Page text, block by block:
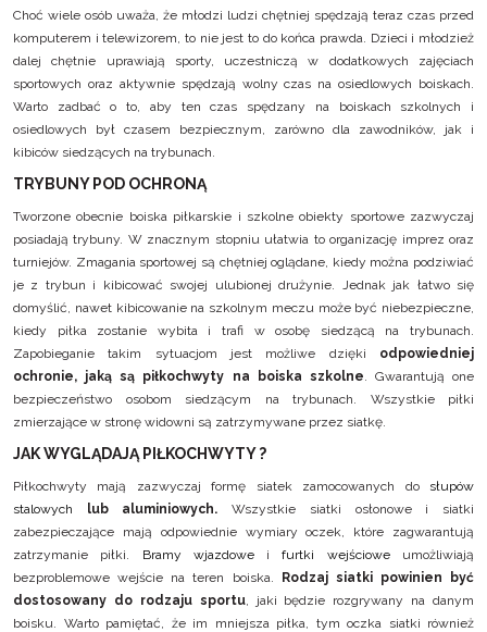
Choć wiele osób uważa, że młodzi ludzi chętniej spędzają teraz czas przed
komputerem i telewizorem, to nie jest to do końca prawda. Dzieci i młodzież
dalej chętnie uprawiają sporty, uczestniczą w dodatkowych zajęciach
sportowych oraz aktywnie spędzają wolny czas na osiedlowych boiskach.
Warto zadbać o to, aby ten czas spędzany na boiskach szkolnych i
osiedlowych był czasem bezpiecznym, zarówno dla zawodników, jak i
kibiców siedzących na trybunach.
TRYBUNY POD OCHRONĄ
Tworzone obecnie boiska piłkarskie i szkolne obiekty sportowe zazwyczaj
posiadają trybuny. W znacznym stopniu ułatwia to organizację imprez oraz
turniejów. Zmagania sportowej są chętniej oglądane, kiedy można podziwiać
je z trybun i kibicować swojej ulubionej drużynie. Jednak jak łatwo się
domyślić, nawet kibicowanie na szkolnym meczu może być niebezpieczne,
kiedy piłka zostanie wybita i trafi w osobę siedzącą na trybunach.
Zapobieganie takim sytuacjom jest możliwe dzięki odpowiedniej
ochronie, jaką są piłkochwyty na boiska szkolne. Gwarantują one
bezpieczeństwo osobom siedzącym na trybunach. Wszystkie piłki
zmierzające w stronę widowni są zatrzymywane przez siatkę.
JAK WYGLĄDAJĄ PIŁKOCHWYTY ?
Piłkochwyty mają zazwyczaj formę siatek zamocowanych do słupów
stalowych
lub aluminiowych. Wszystkie siatki osłonowe i siatki
zabezpieczające mają odpowiednie wymiary oczek, które zagwarantują
zatrzymanie piłki.
Bramy wjazdoweifurtki wejścioweumożliwiają
bezproblemowe wejście na teren boiska.
Rodzaj siatki powinien być
dostosowany do rodzaju sportu, jaki będzie rozgrywany na danym
boisku. Warto pamiętać, że im mniejsza piłka, tym oczka siatki również